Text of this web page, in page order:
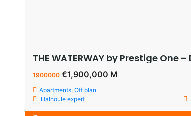
1900000 €1,900,000 M
Apartments, Off plan
Halhoule expert